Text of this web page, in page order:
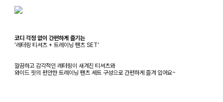
코디 걱정 없이 간편하게 즐기는
'레터링 티셔츠 + 트레이닝 팬츠 SET'
깔끔하고 감각적인 레터링이 새겨진 티셔츠와
와이드 핏의 편안한 트레이닝 팬츠 세트 구성으로 간편하게 즐겨 입어요~